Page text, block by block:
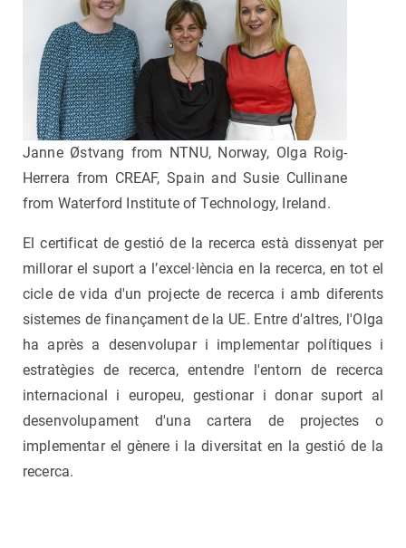
Janne Østvang from NTNU, Norway, Olga Roig-
Herrera from CREAF, Spain and Susie Cullinane
from Waterford Institute of Technology, Ireland.
El certificat de gestió de la recerca està dissenyat per
millorar el suport a l’excel·lència en la recerca, en tot el
cicle de vida d'un projecte de recerca i amb diferents
sistemes de finançament de la UE. Entre d'altres, l'Olga
ha après a desenvolupar i implementar polítiques i
estratègies de recerca, entendre l'entorn de recerca
internacional i europeu, gestionar i donar suport al
desenvolupament d'una cartera de projectes o
implementar el gènere i la diversitat en la gestió de la
recerca.